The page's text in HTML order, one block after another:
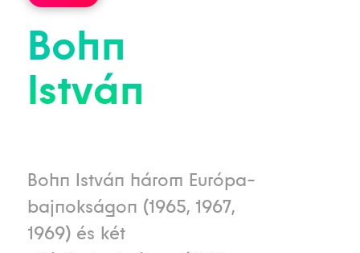
Bohn
István
Bohn István három Európa-
bajnokságon (1965, 1967,
1969) és két